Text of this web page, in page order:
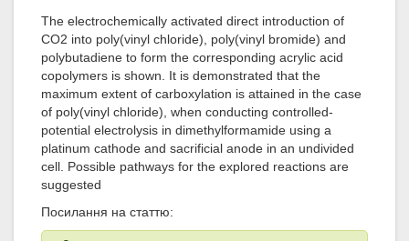
The electrochemically activated direct introduction of
CO2 into poly(vinyl chloride), poly(vinyl bromide) and
polybutadiene to form the corresponding acrylic acid
copolymers is shown. It is demonstrated that the
maximum extent of carboxylation is attained in the case
of poly(vinyl chloride), when conducting controlled-
potential electrolysis in dimethylformamide using a
platinum cathode and sacrificial anode in an undivided
cell. Possible pathways for the explored reactions are
suggested
Посилання на статтю: